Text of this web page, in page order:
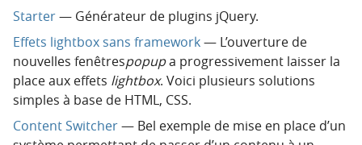
Starter— Générateur de plugins jQuery.
Effets lightbox sans framework— L’ouverture de
nouvelles fenêtrespopupa progressivement laisser la
place aux effets lightbox. Voici plusieurs solutions
simples à base de HTML, CSS.
Content Switcher— Bel exemple de mise en place d’un